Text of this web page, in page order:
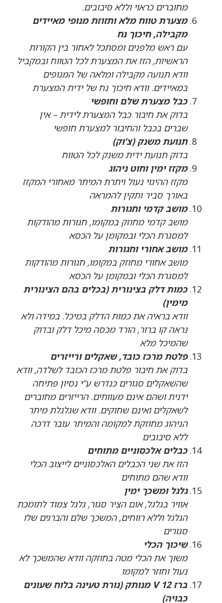
מחוברים כראוי וללא סיבובים.
מצערת טווח מלא ותזוזת מנופי מאיידים
מקבילה, חיכוך נח
עם ראש מלפנים ומסתכל לאחור בין הקורות
הראשיות, הזז את המצערת לכל הטווח ובמקביל
וודא תנועה מקבילה ומלאה של המנופים
במאיידים. וודא חיכוך נח של ידית המצערת
כבל מצערת שלם וחופשי
בדוק את חיבור כבל המצערת לידית – אין
שברים בכבל והחיבור למצערת חופשי
תנועת משנק (צ’וק)
בדוק תנועת ידית משנק לכל הטווח
מקזז ימין וחוט ניהוג
מקזז ההיגוי נעול ויתרת המיתר מאחורי המקזז
באורך סביר ותקין להמראה
מושב קדמי וחגורות
מושב קדמי מחוזק במקומו, חגורות מהודקות
למסגרת הכלי ובמקומן על הכסא
מושב אחורי וחגורות
מושב אחורי מחוזק במקומו, חגורות מהודקות
למסגרת הכלי ובמקומן על הכסא
כמות דלק בצינורית (בכלים בהם הצינורית
מימין)
וודא בראיה את כמות הדלק במיכל. במידה ולא
נראה קו ברור, הורד מכסה מיכל דלק ובדוק
שהמיכל מלא
פלטת מרכז כובד, שאקלים ורייזרים
בדוק את חיבור פלטת מרכז הכובד לשלדה, וודא
שהשאקלים סגורים כנדרש ע”י נסיון פתיחה
ידנית ושהם אינם מעוותים. הרייזרים מחוברים
לשאקלים ואינם שחוקים. וודא שגלגלת מיתר
הניהוג מחוזקת למקומה והמיתר עובר דרכה
ללא סיבובים
כבלים אלכסוניים מתוחים
הזז את שני הכבלים האלכסוניים לייצוב הכלי
וודא שהם מתוחים
גלגל ומשכך ימין
אוויר בגלגל, אום הציר סגור, גלגל צמוד לתומכת
הגלגל וללא רווחים, המשכך שלם והברגים שלו
סגורים
שיכוך הכלי
משוך את הכלי מטה בחוזקה וודא שהמשכך לא
נעול וחוזר למקומו
ברז 12 V מנותק (נורת טעינה בלוח שעונים
כבויה)